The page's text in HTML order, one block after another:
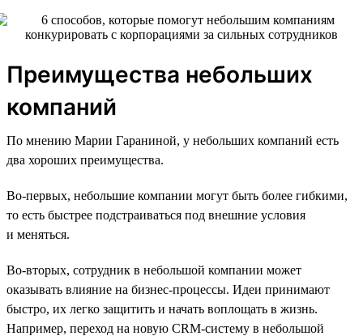
Преимущества небольших
компаний
По мнению Марии Гараниной, у небольших компаний есть
два хороших преимущества.
Во-первых, небольшие компании могут быть более гибкими,
то есть быстрее подстраиваться под внешние условия
и меняться.
Во-вторых, сотрудник в небольшой компании может
оказывать влияние на бизнес-процессы. Идеи принимают
быстро, их легко защитить и начать воплощать в жизнь.
Например, переход на новую CRM-систему в небольшой